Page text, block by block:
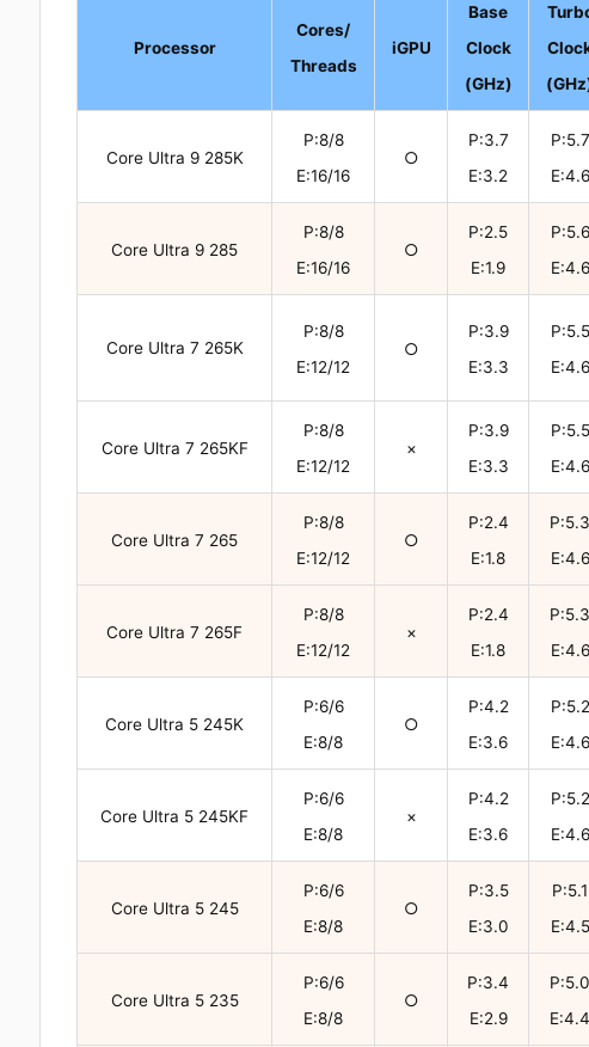
Processor
Cores/
Threads
iGPU
Base
Clock
(GHz)
Core Ultra 9 285K
P:8/8
E:16/16
○
P:3.7
E:3.2
P:5.7
E:4.6
Core Ultra 9 285
P:8/8
E:16/16
○
P:2.5
E:1.9
P:5.6
E:4.6
Core Ultra 7 265K
P:8/8
E:12/12
○
P:3.9
E:3.3
P:5.5
E:4.6
Core Ultra 7 265KF
P:8/8
E:12/12
×
P:3.9
E:3.3
P:5.5
E:4.6
Core Ultra 7 265
P:8/8
E:12/12
○
P:2.4
E:1.8
P:5.3
E:4.6
Core Ultra 7 265F
P:8/8
E:12/12
×
P:2.4
E:1.8
P:5.3
E:4.6
Core Ultra 5 245K
P:6/6
E:8/8
○
P:4.2
E:3.6
P:5.2
E:4.6
Core Ultra 5 245KF
P:6/6
E:8/8
×
P:4.2
E:3.6
P:5.2
E:4.6
Core Ultra 5 245
P:6/6
E:8/8
○
P:3.5
E:3.0
P:5.1
E:4.5
Core Ultra 5 235
P:6/6
E:8/8
○
P:3.4
E:2.9
P:5.0
E:4.4